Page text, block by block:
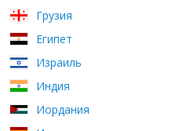
Грузия
Египет
Израиль
Индия
Иордания